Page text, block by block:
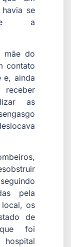
se
a
mãe do
contato
e, ainda
receber
as
pela
local, os
de
foi